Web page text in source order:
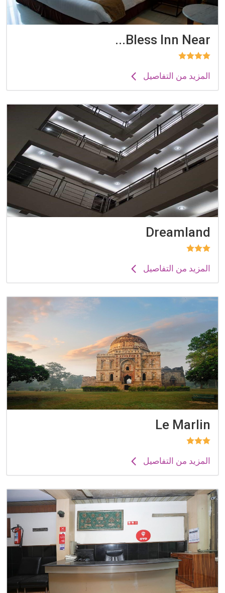
Bless Inn Near...
المزيد من التفاصيل
Dreamland
المزيد من التفاصيل
Le Marlin
المزيد من التفاصيل